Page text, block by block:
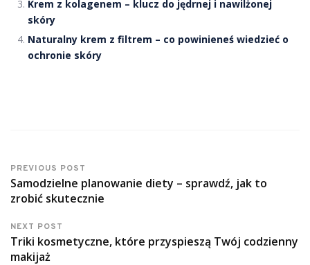
Krem z kolagenem – klucz do jędrnej i nawilżonej
skóry
Naturalny krem z filtrem – co powinieneś wiedzieć o
ochronie skóry
PREVIOUS POST
Samodzielne planowanie diety – sprawdź, jak to
zrobić skutecznie
NEXT POST
Triki kosmetyczne, które przyspieszą Twój codzienny
makijaż